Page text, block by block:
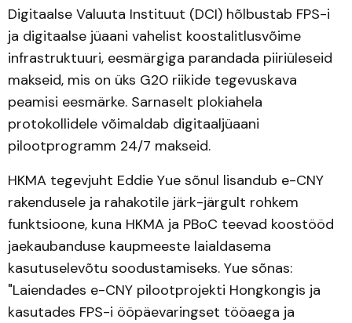
Digitaalse Valuuta Instituut (DCI) hõlbustab FPS-i
ja digitaalse jüaani vahelist koostalitlusvõime
infrastruktuuri, eesmärgiga parandada piiriüleseid
makseid, mis on üks G20 riikide tegevuskava
peamisi eesmärke. Sarnaselt plokiahela
protokollidele võimaldab digitaaljüaani
pilootprogramm 24/7 makseid.
HKMA tegevjuht Eddie Yue sõnul lisandub e-CNY
rakendusele ja rahakotile järk-järgult rohkem
funktsioone, kuna HKMA ja PBoC teevad koostööd
jaekaubanduse kaupmeeste laialdasema
kasutuselevõtu soodustamiseks. Yue sõnas:
"Laiendades e-CNY pilootprojekti Hongkongis ja
kasutades FPS-i ööpäevaringset tööaega ja